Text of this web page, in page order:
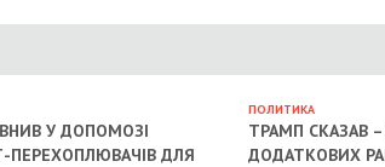
У ДОПОМОЗІ
ПЕРЕХОПЛЮВАЧІВ ДЛЯ
ПОЛИТИКА
ТРАМП СКАЗАВ –
ДОДАТКОВИХ